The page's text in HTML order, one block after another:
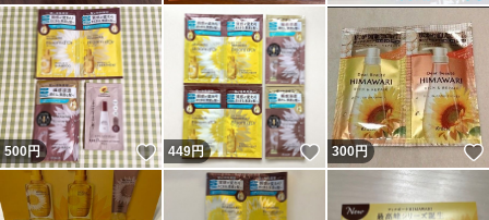
500円 いいね！
449円 いいね！
300円